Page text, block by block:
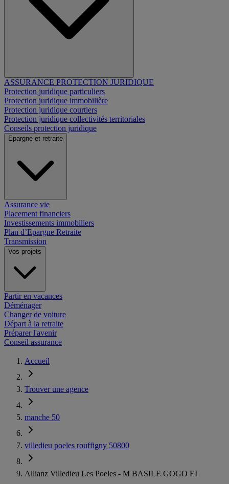
ASSURANCE PROTECTION JURIDIQUE
Protection juridique particuliers
Protection juridique immobilière
Protection juridique courtiers
Protection juridique collectivités territoriales
Conseils protection juridique
Epargne et retraite
Assurance vie
Placement financiers
Investissements immobiliers
Plan d’Epargne Retraite
Transmission
Vos projets
Partir en vacances
Déménager
Changer de voiture
Départ à la retraite
Préparer l'avenir
Conseil assurance
Accueil
Trouver une agence
manche 50
villedieu poeles rouffigny 50800
Allianz Villedieu Les Poeles - M BASILE GOGO EI